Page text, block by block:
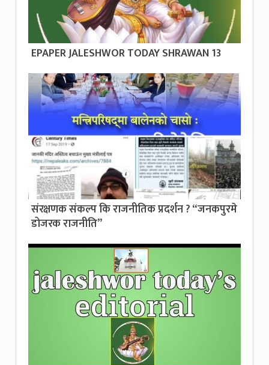
EPAPER JALESHWOR TODAY SHRAWAN 13
संरक्षणक संकल्प कि राजनीतिक प्रदर्शन ? “जनकपुरमे
डोजरक राजनीति”